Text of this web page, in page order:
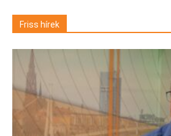
Friss hírek